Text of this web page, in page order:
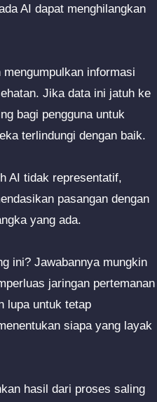
AI dapat menghilangkan
informasi
Jika data ini jatuh ke
bagi pengguna untuk
terlindungi dengan baik.
AI tidak representatif,
pasangan dengan
yang ada.
ini? Jawabannya mungkin
jaringan pertemanan
lupa untuk tetap
siapa yang layak
hasil dari proses saling